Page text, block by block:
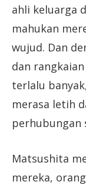
ahli keluarga
mahukan
wujud. Dan
dan
terlalu
merasa letih
perhubungan
Matsushita
mereka,